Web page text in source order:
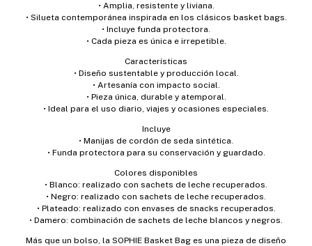
• Amplia, resistente y liviana.
• Silueta contemporánea inspirada en los clásicos basket bags.
• Incluye funda protectora.
• Cada pieza es única e irrepetible.
Características
• Diseño sustentable y producción local.
• Artesanía con impacto social.
• Pieza única, durable y atemporal.
• Ideal para el uso diario, viajes y ocasiones especiales.
Incluye
• Manijas de cordón de seda sintética.
• Funda protectora para su conservación y guardado.
Colores disponibles
• Blanco: realizado con sachets de leche recuperados.
• Negro: realizado con sachets de leche recuperados.
• Plateado: realizado con envases de snacks recuperados.
• Damero: combinación de sachets de leche blancos y negros.
Más que un bolso, la SOPHIE Basket Bag es una pieza de diseño